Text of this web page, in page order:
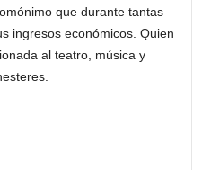
que durante tantas
ingresos económicos. Quien
al teatro, música y